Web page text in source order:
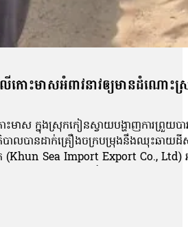
កោះមាសអំពាវនាវឲ្យមានដំណោះស្
ះមាស ក្នុងស្រុកកៀនស្វាយបង្ហាញការព្រួ
ាភិបាលបានដាក់គ្រឿងចក្របម្រុងនឹងឈុះឆា
Sea Import Export Co., Ltd) អា
លោកមានឯកសារកាន់កាប់ដីធ្លីស្របតាមច្